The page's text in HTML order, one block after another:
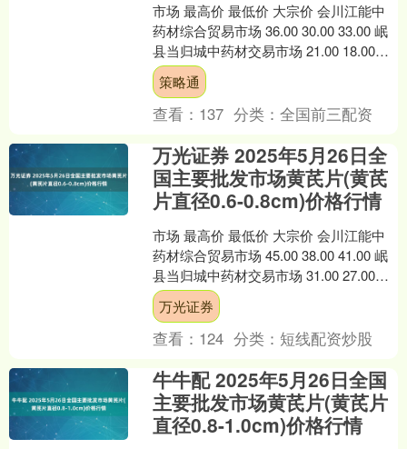
市场 最高价 最低价 大宗价 会川江能中
药材综合贸易市场 36.00 30.00 33.00 岷
县当归城中药材交易市场 21.00 18.00
19.50 全国....
策略通
查看： 137 分类：全国前三配资
万光证券 2025年5月26日全
国主要批发市场黄芪片(黄芪
片直径0.6-0.8cm)价格行情
市场 最高价 最低价 大宗价 会川江能中
药材综合贸易市场 45.00 38.00 41.00 岷
县当归城中药材交易市场 31.00 27.00
29.00 全国....
万光证券
查看： 124 分类： 短线配资炒股
牛牛配 2025年5月26日全国
主要批发市场黄芪片(黄芪片
直径0.8-1.0cm)价格行情